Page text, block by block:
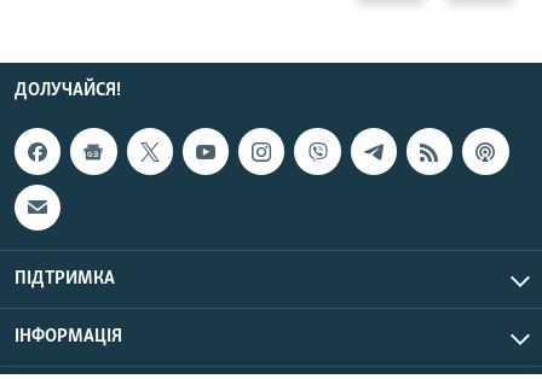
ДОЛУЧАЙСЯ!
ПІДТРИМКА
ІНФОРМАЦІЯ